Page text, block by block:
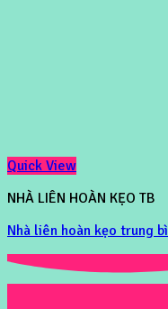
Quick View
NHÀ LIÊN HOÀN KẸO TB
Nhà liên hoàn kẹo trung